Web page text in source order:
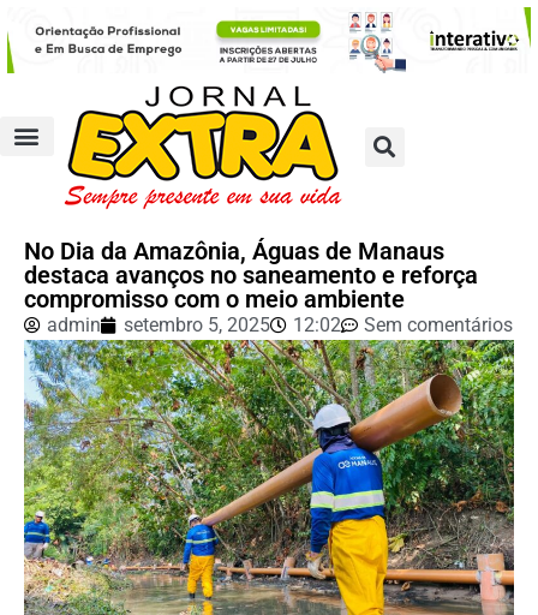
No Dia da Amazônia, Águas de Manaus
destaca avanços no saneamento e reforça
compromisso com o meio ambiente
admin setembro 5, 2025 12:02 Sem comentários